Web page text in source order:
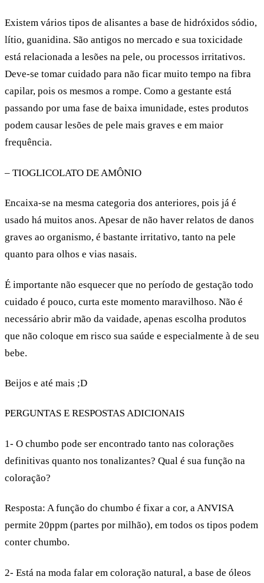
Existem vários tipos de alisantes a base de hidróxidos sódio,
lítio, guanidina. São antigos no mercado e sua toxicidade
está relacionada a lesões na pele, ou processos irritativos.
Deve-se tomar cuidado para não ficar muito tempo na fibra
capilar, pois os mesmos a rompe. Como a gestante está
passando por uma fase de baixa imunidade, estes produtos
podem causar lesões de pele mais graves e em maior
frequência.
– TIOGLICOLATO DE AMÔNIO
Encaixa-se na mesma categoria dos anteriores, pois já é
usado há muitos anos. Apesar de não haver relatos de danos
graves ao organismo, é bastante irritativo, tanto na pele
quanto para olhos e vias nasais.
É importante não esquecer que no período de gestação todo
cuidado é pouco, curta este momento maravilhoso. Não é
necessário abrir mão da vaidade, apenas escolha produtos
que não coloque em risco sua saúde e especialmente à de seu
bebe.
Beijos e até mais ;D
PERGUNTAS E RESPOSTAS ADICIONAIS
1- O chumbo pode ser encontrado tanto nas colorações
definitivas quanto nos tonalizantes? Qual é sua função na
coloração?
Resposta: A função do chumbo é fixar a cor, a ANVISA
permite 20ppm (partes por milhão), em todos os tipos podem
conter chumbo.
2- Está na moda falar em coloração natural, a base de óleos